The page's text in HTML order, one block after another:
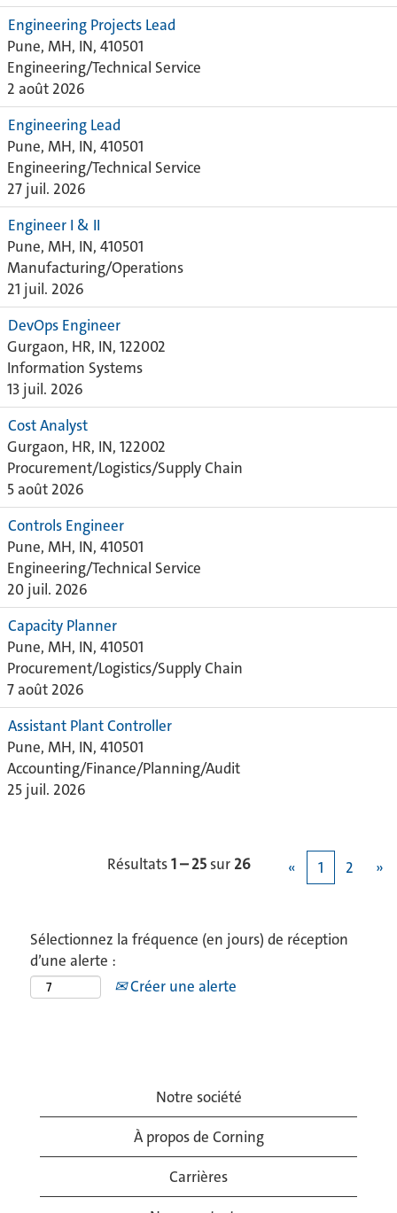
Engineering Projects Lead
Pune, MH, IN, 410501
Engineering/Technical Service
2 août 2026
Engineering Lead
Pune, MH, IN, 410501
Engineering/Technical Service
27 juil. 2026
Engineer I & II
Pune, MH, IN, 410501
Manufacturing/Operations
21 juil. 2026
DevOps Engineer
Gurgaon, HR, IN, 122002
Information Systems
13 juil. 2026
Cost Analyst
Gurgaon, HR, IN, 122002
Procurement/Logistics/Supply Chain
5 août 2026
Controls Engineer
Pune, MH, IN, 410501
Engineering/Technical Service
20 juil. 2026
Capacity Planner
Pune, MH, IN, 410501
Procurement/Logistics/Supply Chain
7 août 2026
Assistant Plant Controller
Pune, MH, IN, 410501
Accounting/Finance/Planning/Audit
25 juil. 2026
Résultats1 – 25 sur 26 « 1 2 »
Sélectionnez la fréquence (en jours) de réception
d’une alerte :
Créer une alerte
Notre société
À propos de Corning
Carrières